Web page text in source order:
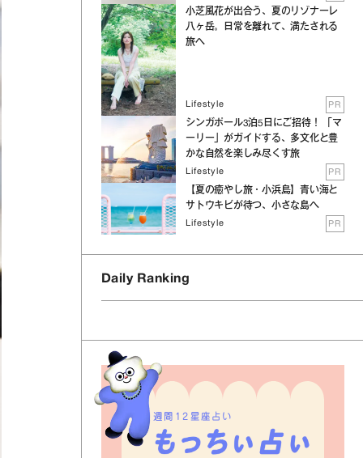
小芝風花が出合う、夏のリゾナーレ
八ヶ岳。日常を離れて、満たされる
旅へ
Lifestyle PR
シンガポール3泊5日にご招待！ 「マ
ーリー」がガイドする、多文化と豊
かな自然を楽しみ尽くす旅
Lifestyle PR
【夏の癒やし旅・小浜島】青い海と
サトウキビが待つ、小さな島へ
Lifestyle PR
Daily Ranking
週間12星座占い